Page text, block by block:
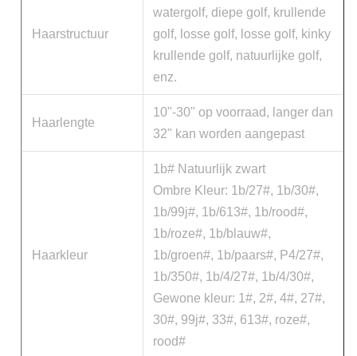
Haarstructuur
watergolf, diepe golf, krullende
golf, losse golf, losse golf, kinky
krullende golf, natuurlijke golf,
enz.
Haarlengte
10"-30" op voorraad, langer dan
32" kan worden aangepast
Haarkleur
1b# Natuurlijk zwart
Ombre Kleur: 1b/27#, 1b/30#,
1b/99j#, 1b/613#, 1b/rood#,
1b/roze#, 1b/blauw#,
1b/groen#, 1b/paars#, P4/27#,
1b/350#, 1b/4/27#, 1b/4/30#,
Gewone kleur: 1#, 2#, 4#, 27#,
30#, 99j#, 33#, 613#, roze#,
rood#